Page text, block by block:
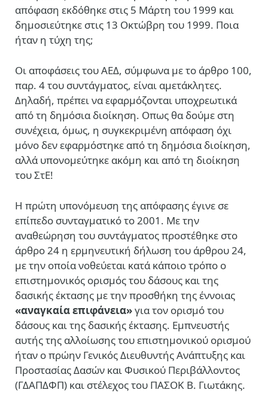
απόφαση εκδόθηκε στις 5 Μάρτη του 1999 και
δημοσιεύτηκε στις 13 Οκτώβρη του 1999. Ποια
ήταν η τύχη της;
Οι αποφάσεις του ΑΕΔ, σύμφωνα με το άρθρο 100,
παρ. 4 του συντάγματος, είναι αμετάκλητες.
Δηλαδή, πρέπει να εφαρμόζονται υποχρεωτικά
από τη δημόσια διοίκηση. Οπως θα δούμε στη
συνέχεια, όμως, η συγκεκριμένη απόφαση όχι
μόνο δεν εφαρμόστηκε από τη δημόσια διοίκηση,
αλλά υπονομεύτηκε ακόμη και από τη διοίκηση
του ΣτΕ!
Η πρώτη υπονόμευση της απόφασης έγινε σε
επίπεδο συνταγματικό το 2001. Με την
αναθεώρηση του συντάγματος προστέθηκε στο
άρθρο 24 η ερμηνευτική δήλωση του άρθρου 24,
με την οποία νοθεύεται κατά κάποιο τρόπο ο
επιστημονικός ορισμός του δάσους και της
δασικής έκτασης με την προσθήκη της έννοιας
«αναγκαία επιφάνεια»για τον ορισμό του
δάσους και της δασικής έκτασης. Εμπνευστής
αυτής της αλλοίωσης του επιστημονικού ορισμού
ήταν ο πρώην Γενικός Διευθυντής Ανάπτυξης και
Προστασίας Δασών και Φυσικού Περιβάλλοντος
(ΓΔΑΠΔΦΠ) και στέλεχος του ΠΑΣΟΚ Β. Γιωτάκης.